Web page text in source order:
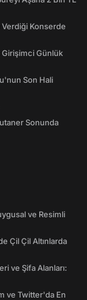
Konserde
Girişimci Günlük
Son Hali
Sonunda
ve Resimli
Çil Çil Altınlarda
ve Şifa Alanları:
ve Twitter'da En